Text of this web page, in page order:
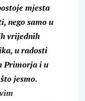
mjesta
nego samo u
vrijednih
u radosti
Primorja i u
jesmo.